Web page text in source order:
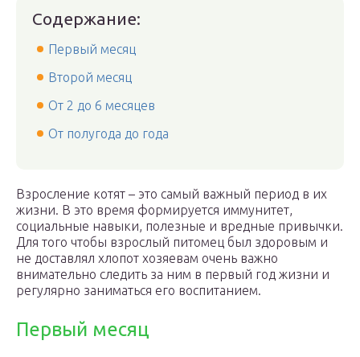
Содержание:
Первый месяц
Второй месяц
От 2 до 6 месяцев
От полугода до года
Взросление котят – это самый важный период в их
жизни. В это время формируется иммунитет,
социальные навыки, полезные и вредные привычки.
Для того чтобы взрослый питомец был здоровым и
не доставлял хлопот хозяевам очень важно
внимательно следить за ним в первый год жизни и
регулярно заниматься его воспитанием.
Первый месяц